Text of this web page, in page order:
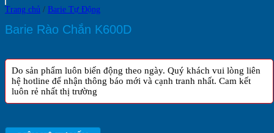
Trang chủ / Barie Tự Động
Barie Rào Chắn K600D
Do sản phẩm luôn biến động theo ngày. Quý khách vui lòng liên
hệ hotline để nhận thông báo mới và cạnh tranh nhất. Cam kết
luôn rẻ nhất thị trường